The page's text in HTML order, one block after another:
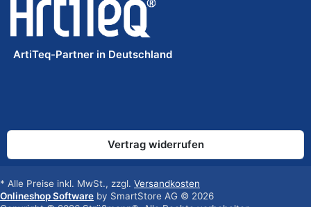
ArtiTeq-Partner in Deutschland
Vertrag widerrufen
* Alle Preise inkl. MwSt., zzgl. Versandkosten
Onlineshop Software by SmartStore AG © 2026